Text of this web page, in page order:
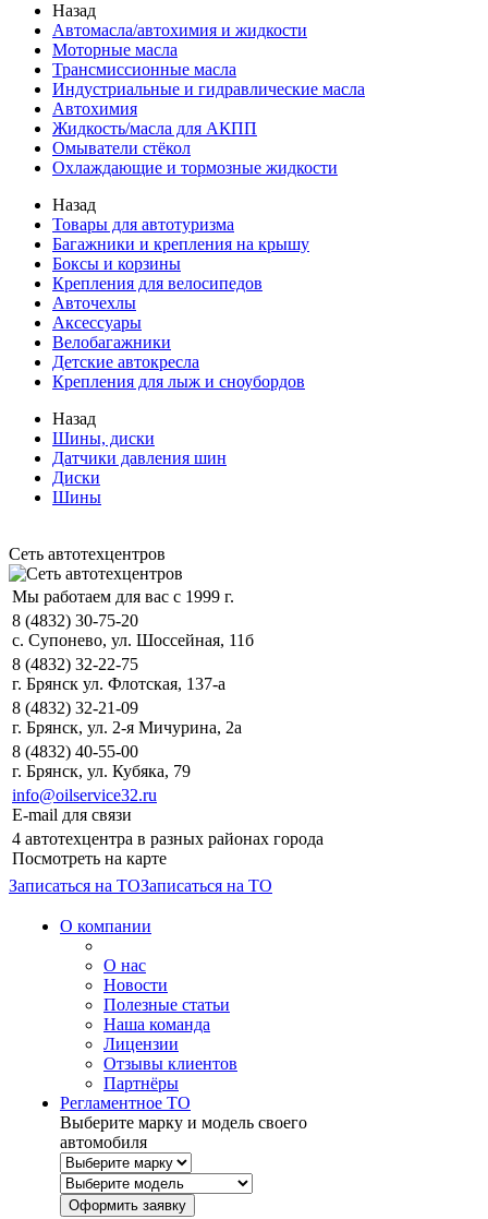
Назад
Автомасла/автохимия и жидкости
Моторные масла
Трансмиссионные масла
Индустриальные и гидравлические масла
Автохимия
Жидкость/масла для АКПП
Омыватели стёкол
Охлаждающие и тормозные жидкости
Назад
Товары для автотуризма
Багажники и крепления на крышу
Боксы и корзины
Крепления для велосипедов
Авточехлы
Аксессуары
Велобагажники
Детские автокресла
Крепления для лыж и сноубордов
Назад
Шины, диски
Датчики давления шин
Диски
Шины
Сеть автотехцентров
Мы работаем для вас с 1999 г.
8 (4832) 30-75-20
с. Супонево, ул. Шоссейная, 11б
8 (4832) 32-22-75
г. Брянск ул. Флотская, 137-а
8 (4832) 32-21-09
г. Брянск, ул. 2-я Мичурина, 2а
8 (4832) 40-55-00
г. Брянск, ул. Кубяка, 79
info@oilservice32.ru
E-mail для связи
4 автотехцентра в разных районах города
Посмотреть на карте
Записаться на ТОЗаписаться на ТО
О компании
О нас
Новости
Полезные статьи
Наша команда
Лицензии
Отзывы клиентов
Партнёры
Регламентное ТО
Выберите марку и модель своего
автомобиля